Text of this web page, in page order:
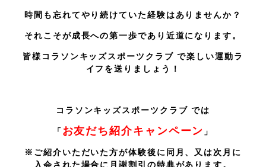
時間も忘れてやり続けていた経験はありませんか？
それこそが成長への第一歩であり近道になります。
皆様コラソンキッズスポーツクラブ で楽しい運動ラ
イフを送りましょう！
コラソンキッズスポーツクラブ では
「お友だち紹介キャンペーン 」
※ご紹介いただいた方が体験後に同月、又は次月に
入会された場合に月謝割引の特典があります。